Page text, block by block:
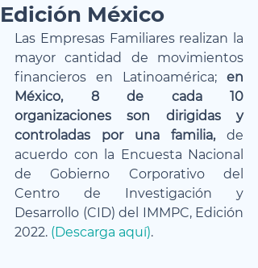
Edición México
Las Empresas Familiares realizan la
mayor cantidad de movimientos
financieros en Latinoamérica; en
México, 8 de cada 10
organizaciones son dirigidas y
controladas por una familia, de
acuerdo con la Encuesta Nacional
de Gobierno Corporativo del
Centro de Investigación y
Desarrollo (CID) del IMMPC, Edición
2022. (Descarga aquí).